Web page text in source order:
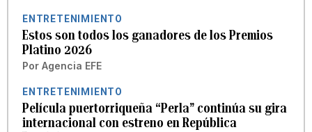
ENTRETENIMIENTO
Estos son todos los ganadores de los Premios
Platino 2026
Por Agencia EFE
ENTRETENIMIENTO
Película puertorriqueña “Perla” continúa su gira
internacional con estreno en República